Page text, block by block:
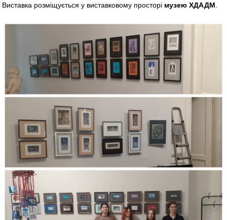
Виставка розміщується у виставковому просторі музею ХДАДМ.